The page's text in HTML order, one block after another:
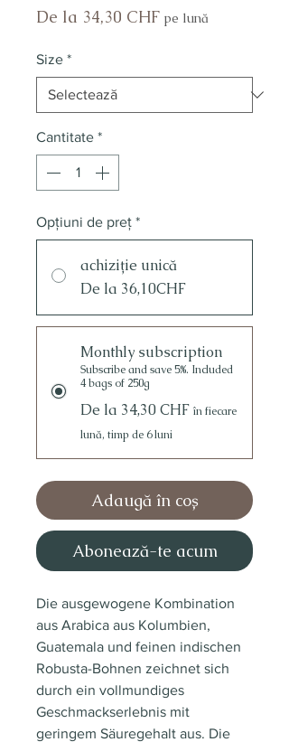
De la 34,30 CHFPreț
pe lună
Size *
Cantitate *
Opțiuni de preț *
achiziție unică
De la 36,10CHF
Monthly subscription
Subscribe and save 5%. Included
4 bags of 250g
De la 34,30 CHF în fiecare
lună, timp de 6 luni
Adaugă în coș
Abonează-te acum
Die ausgewogene Kombination
aus Arabica aus Kolumbien,
Guatemala und feinen indischen
Robusta-Bohnen zeichnet sich
durch ein vollmundiges
Geschmackserlebnis mit
geringem Säuregehalt aus. Die